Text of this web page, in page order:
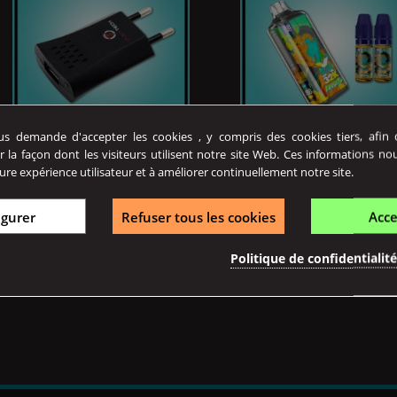
Adaptateur Secteur -...
L'adaptateur secteur USB 1A
Fumytech est un adaptateur...
Pod KANSETSU 32K XFighter
Le Pod XFighter 32K Kansetsu
Maison Fuel aux saveurs...
demande d'accepter les cookies , y compris des cookies tiers, afin
la façon dont les visiteurs utilisent notre site Web. Ces informations
expérience utilisateur et à améliorer continuellement notre site.
Refuser tous les cookies
Politique de